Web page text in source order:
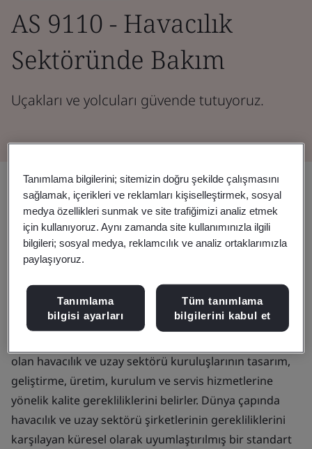
AS 9110 - Havacılık
Sektöründe Bakım
Uçakları ve yolcuları güvende tutuyoruz.
Daha fazla teknolojinin kullanıldığı
ve hava trafiğinin arttığı havacılık
sektöründe mürettebat ve yolcuların
mümkün olduğunca güvende
tutulması kritik önem taşıyor
olan havacılık ve uzay sektörü kuruluşlarının tasarım,
geliştirme, üretim, kurulum ve servis hizmetlerine
yönelik kalite gerekliliklerini belirler. Dünya çapında
havacılık ve uzay sektörü şirketlerinin gerekliliklerini
karşılayan küresel olarak uyumlaştırılmış bir standart
Tanımlama bilgilerini; sitemizin doğru şekilde çalışmasını
sağlamak, içerikleri ve reklamları kişiselleştirmek, sosyal
medya özellikleri sunmak ve site trafiğimizi analiz etmek
için kullanıyoruz. Aynı zamanda site kullanımınızla ilgili
bilgileri; sosyal medya, reklamcılık ve analiz ortaklarımızla
paylaşıyoruz.
Tanımlama
bilgisi ayarları
Tüm tanımlama
bilgilerini kabul et